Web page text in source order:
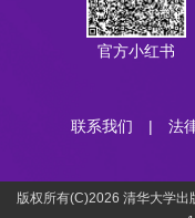
官方小红书
联系我们 | 法
版权所有(C)2026 清华大学